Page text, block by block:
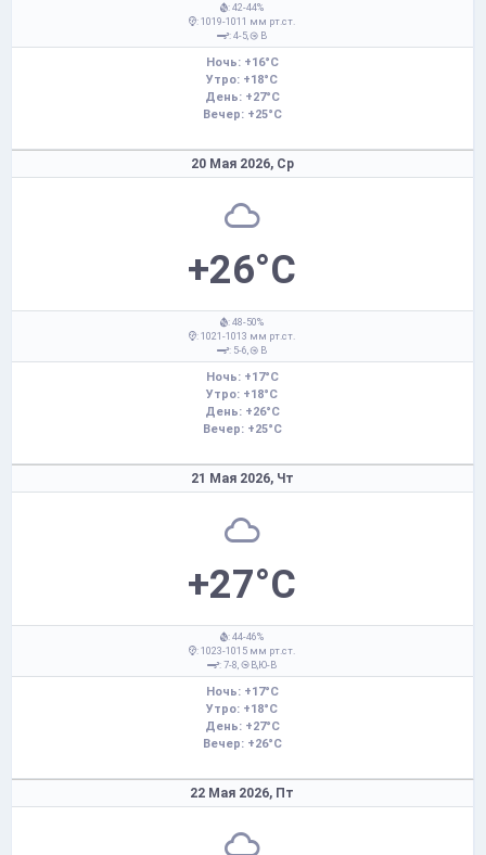
: 42-44%
: 1019-1011 мм рт.ст.
: 4-5,
В
Ночь: +16°C
Утро: +18°C
День: +27°C
Вечер: +25°C
20 Мая 2026, Ср
+26°C
: 48-50%
: 1021-1013 мм рт.ст.
: 5-6,
В
Ночь: +17°C
Утро: +18°C
День: +26°C
Вечер: +25°C
21 Мая 2026, Чт
+27°C
: 44-46%
: 1023-1015 мм рт.ст.
: 7-8,
В,Ю-В
Ночь: +17°C
Утро: +18°C
День: +27°C
Вечер: +26°C
22 Мая 2026, Пт